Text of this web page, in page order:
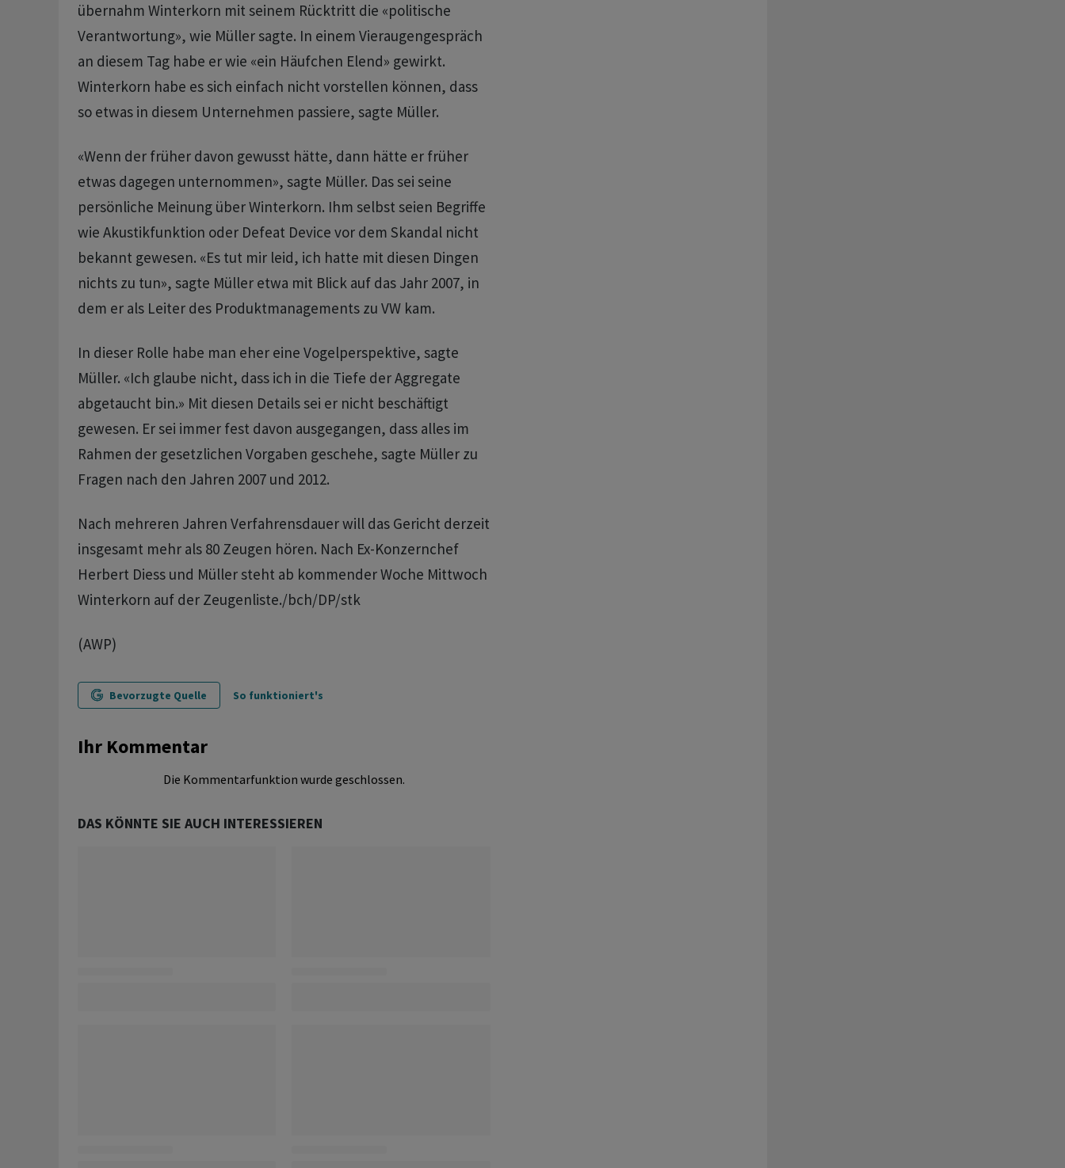
übernahm Winterkorn mit seinem Rücktritt die «politische
Verantwortung», wie Müller sagte. In einem Vieraugengespräch
an diesem Tag habe er wie «ein Häufchen Elend» gewirkt.
Winterkorn habe es sich einfach nicht vorstellen können, dass
so etwas in diesem Unternehmen passiere, sagte Müller.
«Wenn der früher davon gewusst hätte, dann hätte er früher
etwas dagegen unternommen», sagte Müller. Das sei seine
persönliche Meinung über Winterkorn. Ihm selbst seien Begriffe
wie Akustikfunktion oder Defeat Device vor dem Skandal nicht
bekannt gewesen. «Es tut mir leid, ich hatte mit diesen Dingen
nichts zu tun», sagte Müller etwa mit Blick auf das Jahr 2007, in
dem er als Leiter des Produktmanagements zu VW kam.
In dieser Rolle habe man eher eine Vogelperspektive, sagte
Müller. «Ich glaube nicht, dass ich in die Tiefe der Aggregate
abgetaucht bin.» Mit diesen Details sei er nicht beschäftigt
gewesen. Er sei immer fest davon ausgegangen, dass alles im
Rahmen der gesetzlichen Vorgaben geschehe, sagte Müller zu
Fragen nach den Jahren 2007 und 2012.
Nach mehreren Jahren Verfahrensdauer will das Gericht derzeit
insgesamt mehr als 80 Zeugen hören. Nach Ex-Konzernchef
Herbert Diess und Müller steht ab kommender Woche Mittwoch
Winterkorn auf der Zeugenliste./bch/DP/stk
(AWP)
Bevorzugte Quelle So funktioniert's
Ihr Kommentar
Die Kommentarfunktion wurde geschlossen.
DAS KÖNNTE SIE AUCH INTERESSIEREN